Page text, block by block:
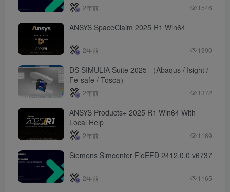
2年前 1546
ANSYS SpaceClaim 2025 R1 Win64
2年前 1390
DS SIMULIA Suite 2025 （Abaqus / Isight /
Fe-safe / Tosca）
2年前 1372
ANSYS Products+ 2025 R1 Win64 With
Local Help
2年前 1169
Siemens Simcenter FloEFD 2412.0.0 v6737
2年前 1165